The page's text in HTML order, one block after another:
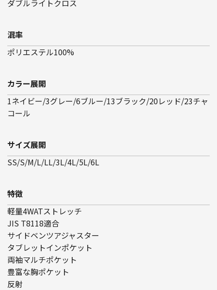
ダブルライトクロス
混率
ポリエステル100%
カラー展開
1ネイビー/3グレー/6ブルー/13ブラック/20レッド/23チャ
コール
サイズ展開
SS/S/M/L/LL/3L/4L/5L/6L
特徴
軽量4WATストレッチ
JIS T8118適合
サイドベンツアジャスター
タブレットインポケット
両袖マルチポケット
豊富な胸ポケット
反射